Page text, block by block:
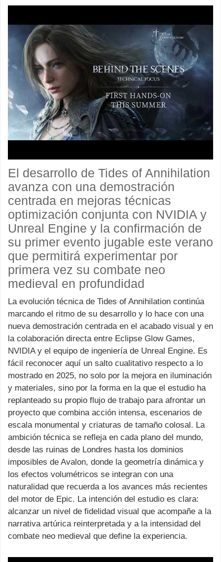
El desarrollo de Tides of Annihilation
avanza con una demostración
centrada en mejoras técnicas
optimización conjunta con NVIDIA y
Unreal Engine y la confirmación de
su primer evento jugable este verano
que permitirá experimentar por
primera vez su combate neo
medieval en profundidad
La evolución técnica de Tides of Annihilation continúa
marcando el ritmo de su desarrollo y lo hace con una
nueva demostración centrada en el acabado visual y en
la colaboración directa entre Eclipse Glow Games,
NVIDIA y el equipo de ingeniería de Unreal Engine. Es
fácil reconocer aquí un salto cualitativo respecto a lo
mostrado en 2025, no solo por la mejora en iluminación
y materiales, sino por la forma en la que el estudio ha
replanteado su propio flujo de trabajo para afrontar un
proyecto que combina acción intensa, escenarios de
escala monumental y criaturas de tamaño colosal. La
ambición técnica se refleja en cada plano del mundo,
desde las ruinas de Londres hasta los dominios
imposibles de Avalon, donde la geometría dinámica y
los efectos volumétricos se integran con una
naturalidad que recuerda a los avances más recientes
del motor de Epic. La intención del estudio es clara:
alcanzar un nivel de fidelidad visual que acompañe a la
narrativa artúrica reinterpretada y a la intensidad del
combate neo medieval que define la experiencia.